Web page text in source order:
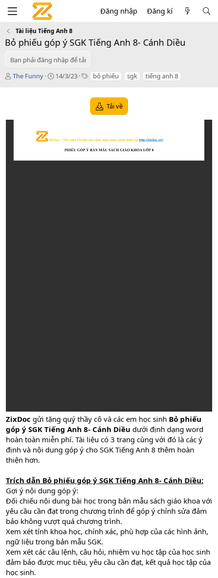
Đăng nhập Đăng kí
Tài liệu Tiếng Anh 8
Bỏ phiếu góp ý SGK Tiếng Anh 8- Cánh Diều
Bạn phải đăng nhập để tải
T
ả
The Funny
C
t
14/3/23
T
s
bỏ phiếu sgk tiếng anh 8
Tải về
ZixDoc gửi tặng quý thầy cô và các em học sinh Bỏ phiếu
góp ý SGK Tiếng Anh 8- Cánh Diều dưới định dạng word
hoàn toàn miễn phí. Tài liệu có 3 trang cùng với đó là các ý
định và nội dung góp ý cho SGK Tiếng Anh 8 thêm hoàn
thiện hơn.
Trích dẫn Bỏ phiếu góp ý SGK Tiếng Anh 8- Cánh Diều:
Gợi ý nội dung góp ý:
Đối chiếu nội dung bài học trong bản mẫu sách giáo khoa với
yêu cầu cần đạt trong chương trình để góp ý chỉnh sửa đảm
bảo không vượt quá chương trình.
Xem xét tính khoa học, chính xác, phù hợp của các hình ảnh,
ngữ liệu trong bản mẫu SGK.
Xem xét các câu lệnh, câu hỏi, nhiệm vụ học tập của học sinh
đảm bảo được mục tiêu, yêu cầu cần đạt, kết quả học tập của
học sinh.